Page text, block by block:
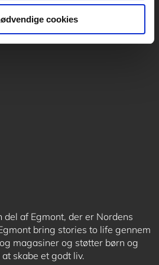
cookies
af Egmont, der er Nordens
bring stories to life gennem
magasiner og støtter børn og
skabe et godt liv.